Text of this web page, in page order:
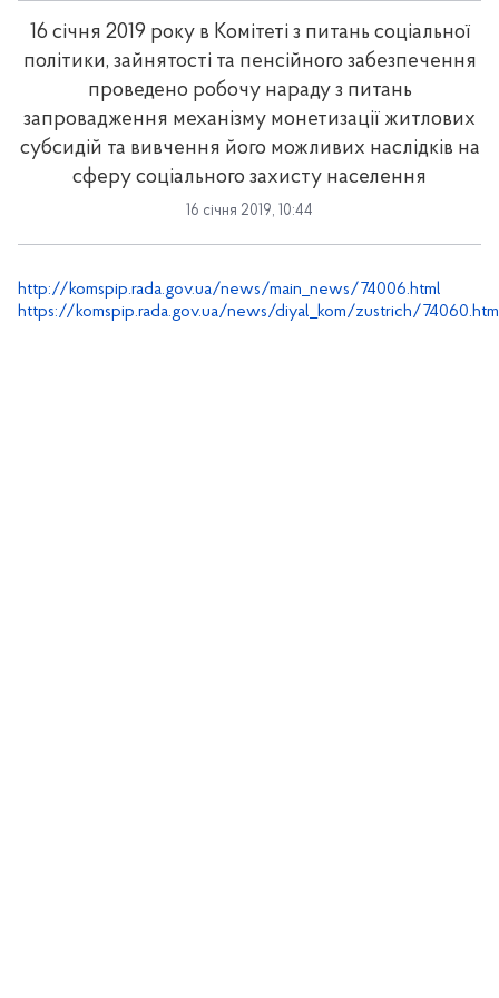
16 січня 2019 року в Комітеті з питань соціальної
політики, зайнятості та пенсійного забезпечення
проведено робочу нараду з питань
запровадження механізму монетизації житлових
субсидій та вивчення його можливих наслідків на
сферу соціального захисту населення
16 січня 2019, 10:44
http://komspip.rada.gov.ua/news/main_news/74006.html
https://komspip.rada.gov.ua/news/diyal_kom/zustrich/